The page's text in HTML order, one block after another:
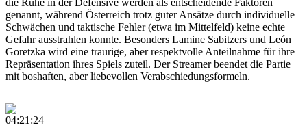
die Ruhe in der Defensive werden als entscheidende Faktoren
genannt, während Österreich trotz guter Ansätze durch individuelle
Schwächen und taktische Fehler (etwa im Mittelfeld) keine echte
Gefahr ausstrahlen konnte. Besonders Lamine Sabitzers und León
Goretzka wird eine traurige, aber respektvolle Anteilnahme für ihre
Repräsentation ihres Spiels zuteil. Der Streamer beendet die Partie
mit boshaften, aber liebevollen Verabschiedungsformeln.
04:21:24